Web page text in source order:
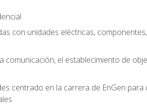
con unidades eléctricas,
el establecimiento de
centrado en la carrera de EnGen